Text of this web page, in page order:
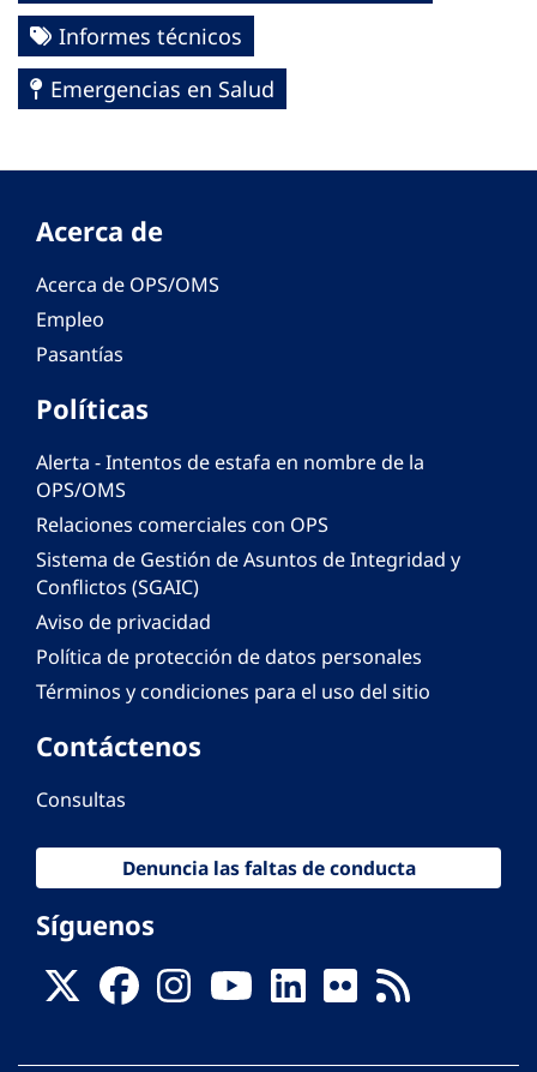
Informes técnicos
Emergencias en Salud
Acerca de
Acerca de OPS/OMS
Empleo
Pasantías
Políticas
Alerta - Intentos de estafa en nombre de la
OPS/OMS
Relaciones comerciales con OPS
Sistema de Gestión de Asuntos de Integridad y
Conflictos (SGAIC)
Aviso de privacidad
Política de protección de datos personales
Términos y condiciones para el uso del sitio
Contáctenos
Consultas
Denuncia las faltas de conducta
Síguenos